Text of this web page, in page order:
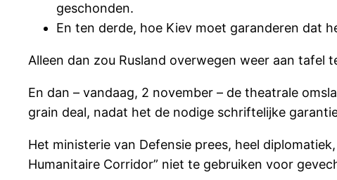
geschonden.
En ten derde, hoe Kiev moet garanderen dat
Alleen dan zou Rusland overwegen weer aan tafel
En dan – vandaag, 2 november – de theatrale
grain deal, nadat het de nodige schriftelijke
Het ministerie van Defensie prees, heel
Humanitaire Corridor” niet te gebruiken voor